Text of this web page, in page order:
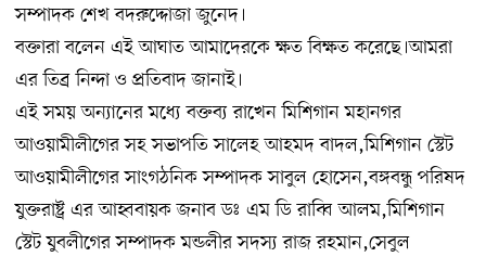
সম্পাদক শেখ বদরুদ্দোজা জুনেদ।
বক্তারা বলেন এই আঘাত আমাদেরকে ক্ষত বিক্ষত করেছে।আমরা
এর তিব্র নিন্দা ও প্রতিবাদ জানাই।
এই সময় অন্যানের মধ্যে বক্তব্য রাখেন মিশিগান মহানগর
আওয়ামীলীগের সহ সভাপতি সালেহ আহমদ বাদল,মিশিগান স্টেট
আওয়ামীলীগের সাংগঠনিক সম্পাদক সাবুল হোসেন,বঙ্গবন্ধু পরিষদ
যুক্তরাষ্ট্র এর আহ্ববায়ক জনাব ডঃ এম ডি রাব্বি আলম,মিশিগান
স্টেট যুবলীগের সম্পাদক মন্ডলীর সদস্য রাজ রহমান,সেবুল